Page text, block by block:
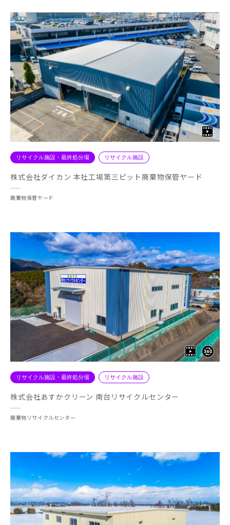
リサイクル施設・最終処分場 リサイクル施設
株式会社ダイカン 本社工場第三ピット廃棄物保管ヤード
廃棄物保管ヤード
リサイクル施設・最終処分場 リサイクル施設
株式会社あすかクリーン 南台リサイクルセンター
廃棄物リサイクルセンター